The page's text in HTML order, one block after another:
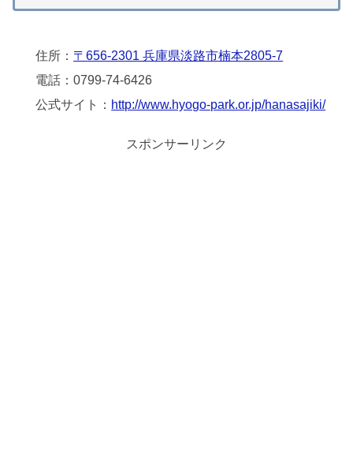
住所： 〒656-2301 兵庫県淡路市楠本2805-7
電話：0799-74-6426
公式サイト： http://www.hyogo-park.or.jp/hanasajiki/
スポンサーリンク